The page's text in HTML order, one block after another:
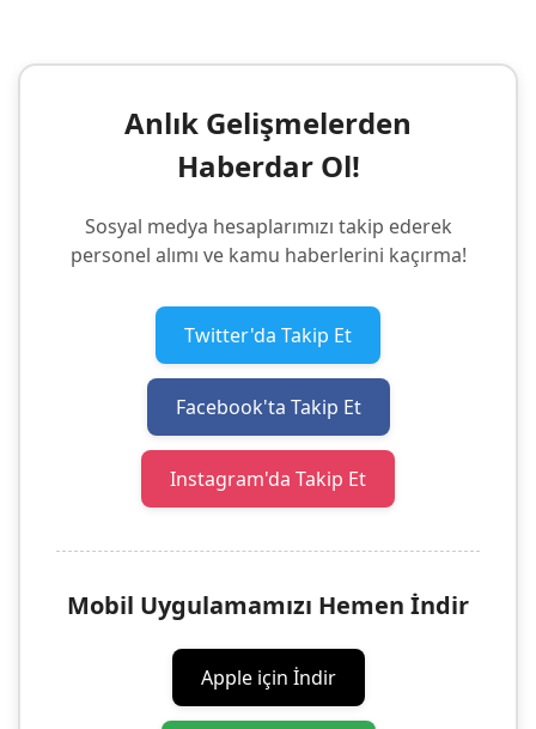
Anlık Gelişmelerden
Haberdar Ol!
Sosyal medya hesaplarımızı takip ederek
personel alımı ve kamu haberlerini kaçırma!
Twitter'da Takip Et
Facebook'ta Takip Et
Instagram'da Takip Et
Mobil Uygulamamızı Hemen İndir
Apple için İndir